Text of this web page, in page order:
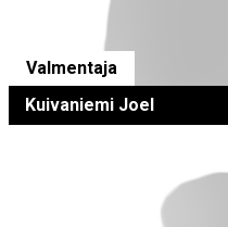
Valmentaja
Kuivaniemi Joel